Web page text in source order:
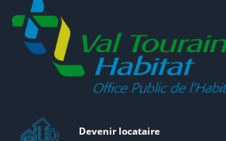
Devenir locataire